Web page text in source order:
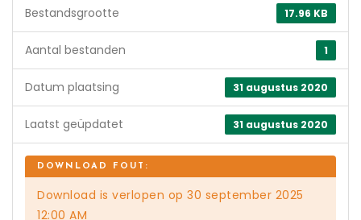
17.96 KB
Bestandsgrootte
1
Aantal bestanden
31 augustus 2020
Datum plaatsing
31 augustus 2020
Laatst geüpdatet
Download is verlopen op 30 september 2025
12:00 AM